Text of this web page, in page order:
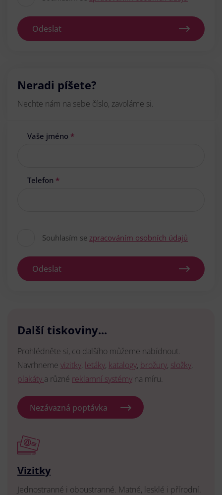
Odeslat
Neradi píšete?
Nechte nám na sebe číslo, zavoláme si.
Vaše jméno *
Telefon *
Souhlasím se zpracováním osobních údajů
Odeslat
Další tiskoviny...
Prohlédněte si, co dalšího můžeme nabídnout.
Navrhneme vizitky, letáky, katalogy, brožury, složky,
plakáty a různé reklamní systémy na míru.
Nezávazná poptávka
Vizitky
Jednostranné i oboustranné. Matné, lesklé i přírodní.